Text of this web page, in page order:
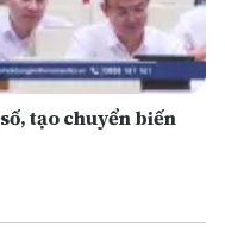
tạo chuyển biến